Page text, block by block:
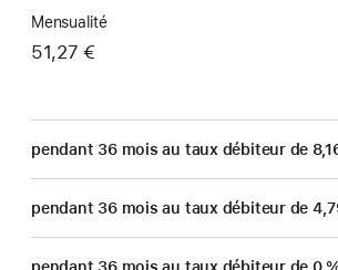
Mensualité
51,27 €
pendant 36 mois au taux débiteur de
pendant 36 mois au taux débiteur de
pendant 36 mois au taux débiteur de 0